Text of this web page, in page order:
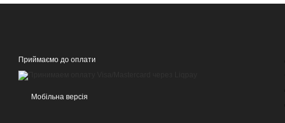
Приймаємо до оплати
Мобільна версія